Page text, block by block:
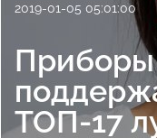
2019-01-05 05:01:00
ТОП-17